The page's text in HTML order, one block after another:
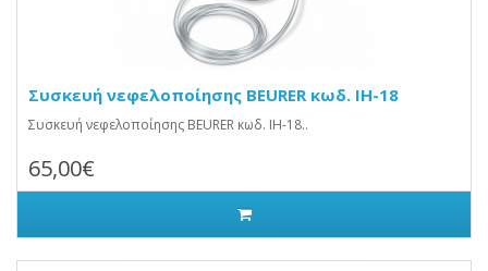
Συσκευή νεφελοποίησης BEURER κωδ. IH-18
Συσκευή νεφελοποίησης BEURER κωδ. IH-18..
65,00€